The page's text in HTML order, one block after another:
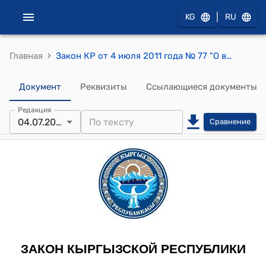
KG RU
Главная › Закон КР от 4 июля 2011 года № 77 "О внесении изменений и дополнения в Закон Кыргызской Республики "О республиканском бюджете Кыргызской Республики на 2011 год и прогнозе на 2012-2013 годы""
Документ Реквизиты Ссылающиеся документы
Редакция
04.07.2011 Сравнение